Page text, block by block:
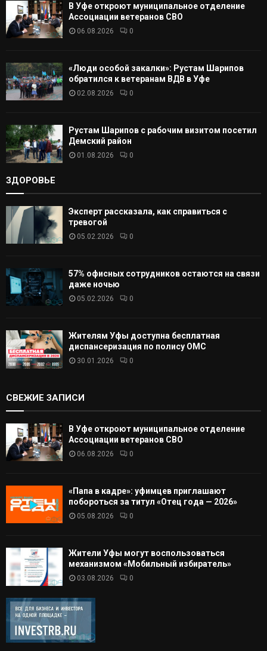
В Уфе откроют муниципальное отделение
Ассоциации ветеранов СВО
06.08.2026 0
«Люди особой закалки»: Рустам Шарипов
обратился к ветеранам ВДВ в Уфе
02.08.2026 0
Рустам Шарипов с рабочим визитом посетил
Демский район
01.08.2026 0
ЗДОРОВЬЕ
Эксперт рассказала, как справиться с
тревогой
05.02.2026 0
57% офисных сотрудников остаются на связи
даже ночью
05.02.2026 0
Жителям Уфы доступна бесплатная
диспансеризация по полису ОМС
30.01.2026 0
СВЕЖИЕ ЗАПИСИ
В Уфе откроют муниципальное отделение
Ассоциации ветеранов СВО
06.08.2026 0
«Папа в кадре»: уфимцев приглашают
побороться за титул «Отец года — 2026»
05.08.2026 0
Жители Уфы могут воспользоваться
механизмом «Мобильный избиратель»
03.08.2026 0